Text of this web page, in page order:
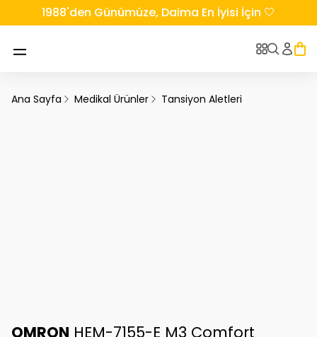
1988'den Günümüze, Daima En İyisi İçin 🤍
Ana Sayfa Medikal Ürünler Tansiyon Aletleri
OMRON HEM-7155-E M3 Comfort